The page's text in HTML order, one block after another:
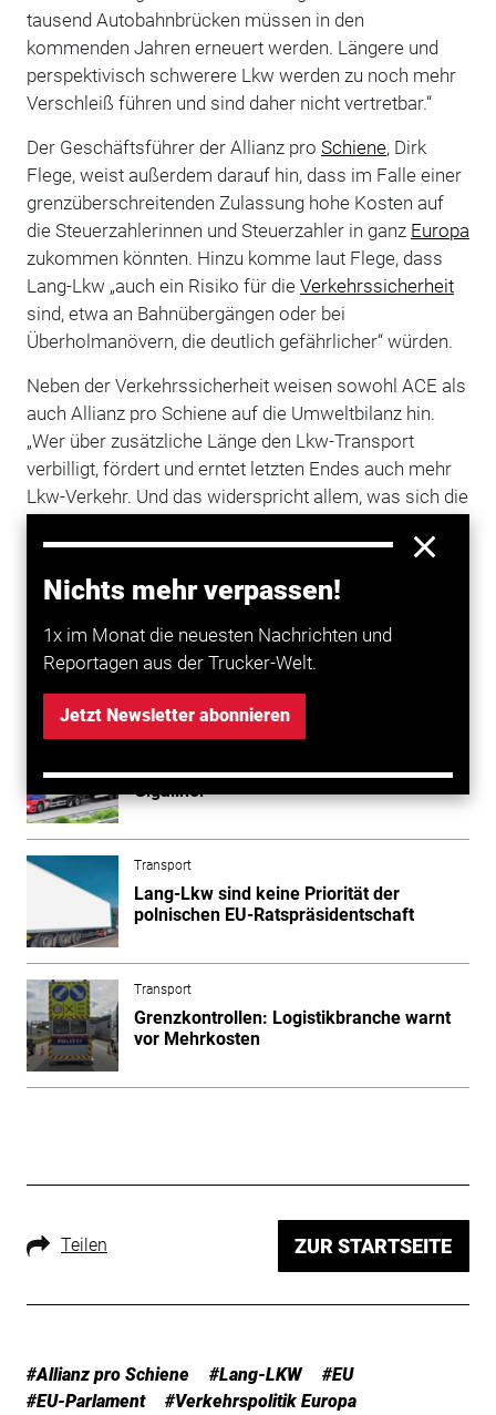
Nichts mehr verpassen!
1x im Monat die neuesten Nachrichten und
Reportagen aus der Trucker-Welt.
Jetzt Newsletter abonnieren
tausend Autobahnbrücken müssen in den
kommenden Jahren erneuert werden. Längere und
perspektivisch schwerere Lkw werden zu noch mehr
Verschleiß führen und sind daher nicht vertretbar.“
Der Geschäftsführer der Allianz pro Schiene, Dirk
Flege, weist außerdem darauf hin, dass im Falle einer
grenzüberschreitenden Zulassung hohe Kosten auf
die Steuerzahlerinnen und Steuerzahler in ganz Europa
zukommen könnten. Hinzu komme laut Flege, dass
Lang-Lkw „auch ein Risiko für die Verkehrssicherheit
sind, etwa an Bahnübergängen oder bei
Überholmanövern, die deutlich gefährlicher“ würden.
Neben der Verkehrssicherheit weisen sowohl ACE als
auch Allianz pro Schiene auf die Umweltbilanz hin.
„Wer über zusätzliche Länge den Lkw-Transport
verbilligt, fördert und erntet letzten Endes auch mehr
Lkw-Verkehr. Und das widerspricht allem, was sich die
ACE-Vorsitzender Heimlich ergänzt: „Wir müssen
mehr Warentransporte auf die umweltfreundliche
Schiene verlagern. Lang-Lkw bewirken das Gegenteil.“
Transport
Italienische Gewerkschaften uneins über
Gigaliner
Transport
Lang-Lkw sind keine Priorität der
polnischen EU-Ratspräsidentschaft
Transport
Grenzkontrollen: Logistikbranche warnt
vor Mehrkosten
Teilen ZUR STARTSEITE
#Allianz pro Schiene #Lang-LKW
#EU
#EU-Parlament
#Verkehrspolitik Europa